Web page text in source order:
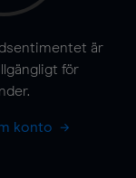
är
för
konto